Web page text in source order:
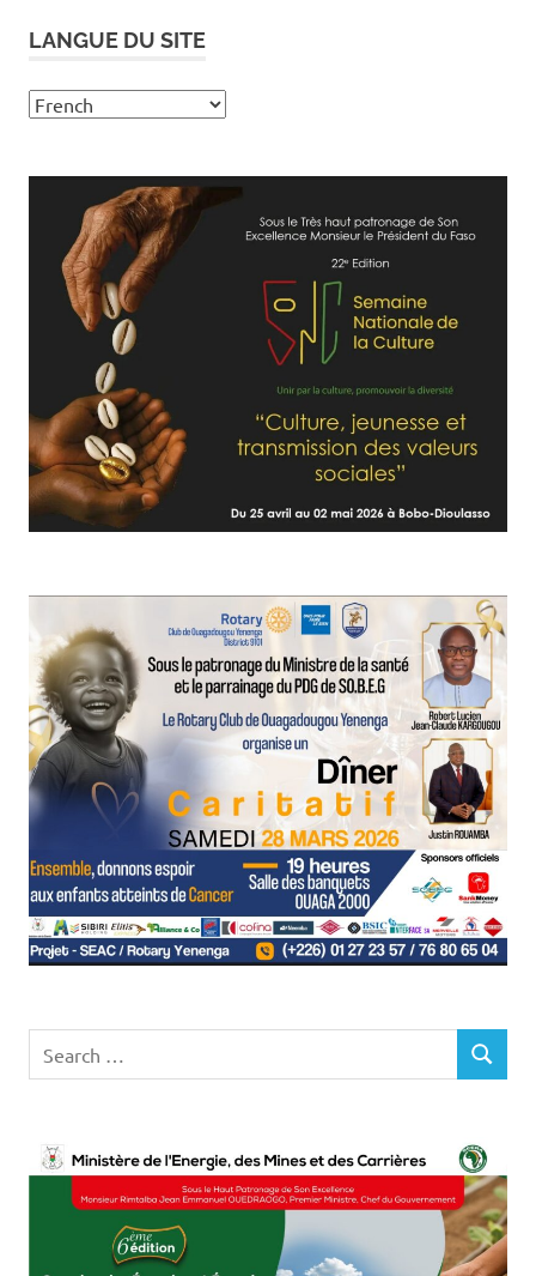
LANGUE DU SITE
for:
SEARCH